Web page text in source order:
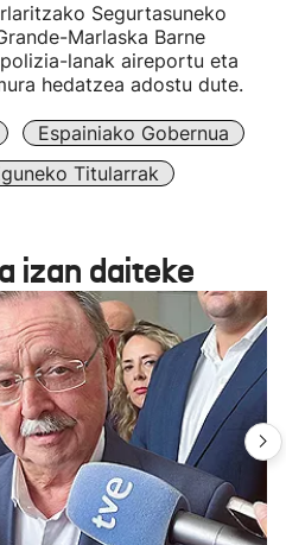
Segurtasuneko
Marlaska Barne
lanak aireportu eta
hedatzea adostu dute.
Espainiako Gobernua
Titularrak
izan daiteke